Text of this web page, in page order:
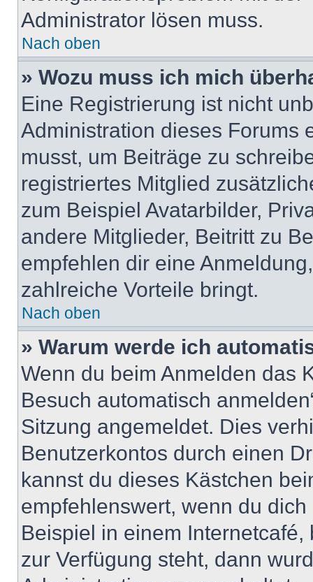
Administrator lösen muss.
Nach oben
» Wozu muss ich mich
Eine Registrierung ist nicht
Administration dieses Forums
musst, um Beiträge zu
registriertes Mitglied
zum Beispiel Avatarbilder,
andere Mitglieder, Beitritt zu
empfehlen dir eine
zahlreiche Vorteile bringt.
Nach oben
» Warum werde ich
Wenn du beim Anmelden das
Besuch automatisch
Sitzung angemeldet. Dies
Benutzerkontos durch einen
kannst du dieses Kästchen
empfehlenswert, wenn du
Beispiel in einem
zur Verfügung steht, dann